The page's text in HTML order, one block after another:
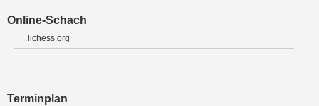
Online-Schach
lichess.org
Terminplan